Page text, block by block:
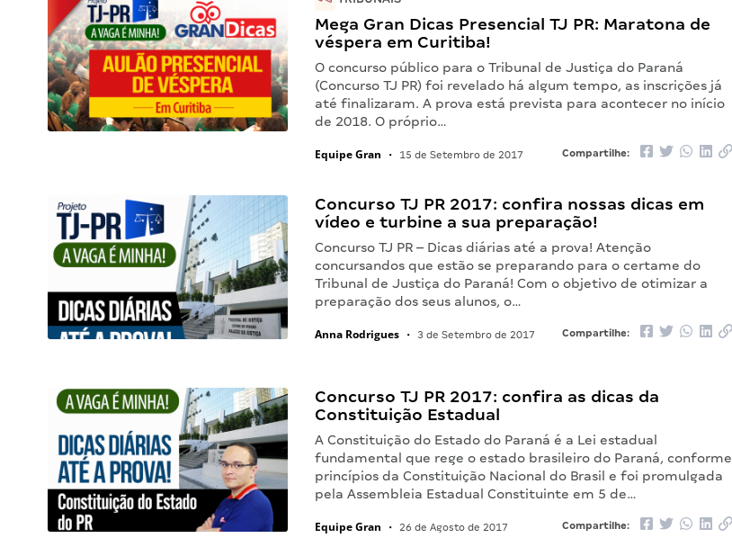
Mega Gran Dicas Presencial TJ PR: Maratona de
véspera em Curitiba!
O concurso público para o Tribunal de Justiça do Paraná
(Concurso TJ PR) foi revelado há algum tempo, as inscrições já
até finalizaram. A prova está prevista para acontecer no início
de 2018. O próprio…
Equipe Gran • 15 de Setembro de 2017 Compartilhe:
Concurso TJ PR 2017: confira nossas dicas em
vídeo e turbine a sua preparação!
Concurso TJ PR – Dicas diárias até a prova! Atenção
concursandos que estão se preparando para o certame do
Tribunal de Justiça do Paraná! Com o objetivo de otimizar a
preparação dos seus alunos, o…
Anna Rodrigues • 3 de Setembro de 2017 Compartilhe:
Concurso TJ PR 2017: confira as dicas da
Constituição Estadual
A Constituição do Estado do Paraná é a Lei estadual
fundamental que rege o estado brasileiro do Paraná, conforme
princípios da Constituição Nacional do Brasil e foi promulgada
pela Assembleia Estadual Constituinte em 5 de…
Equipe Gran • 26 de Agosto de 2017 Compartilhe: